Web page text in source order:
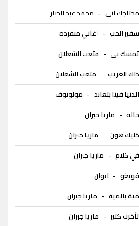
محتاجك اني- محمد عبد الجبار
سفير الحب- اغاني منفرده
تمسك بي- متعب الشعلان
ذاك الغريب- متعب الشعلان
الدنيا فينا بتعاند- مولوتوف
حاله- ماريا جبران
خليك هون- ماريا جبران
في كلام- ماريا جبران
فويغو- ايوان
مية بالمية- ماريا جبران
تأخرت كتير - ماريا جبران